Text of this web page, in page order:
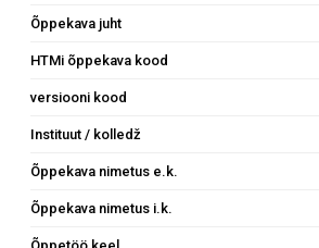
Õppekava juht
HTMi õppekava kood
versiooni kood
Instituut / kolledž
Õppekava nimetus e.k.
Õppekava nimetus i.k.